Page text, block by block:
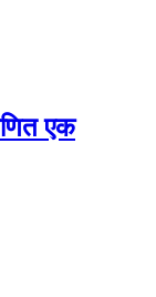
एक